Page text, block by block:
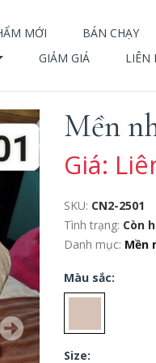
MỚI BÁN CHẠY
GIẢM GIÁ LIÊN
Mền
Giá:
SKU: CN2-2501
Tình trạng: Còn
Danh mục: Mền
Màu sắc:
Size: